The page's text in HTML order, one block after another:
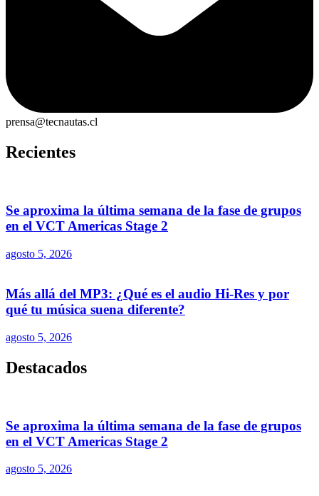
prensa@tecnautas.cl
Recientes
Se aproxima la última semana de la fase de grupos
en el VCT Americas Stage 2
agosto 5, 2026
Más allá del MP3: ¿Qué es el audio Hi-Res y por
qué tu música suena diferente?
agosto 5, 2026
Destacados
Se aproxima la última semana de la fase de grupos
en el VCT Americas Stage 2
agosto 5, 2026